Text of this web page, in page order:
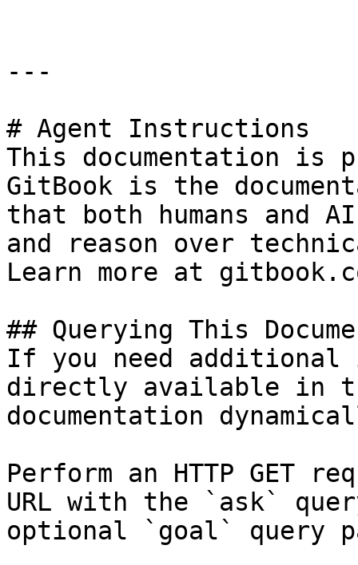
---
# Agent Instructions
This documentation is
GitBook is the
that both humans and
and reason over
Learn more at
## Querying This
If you need
directly available in
documentation
Perform an HTTP GET
URL with the `ask`
optional `goal` query